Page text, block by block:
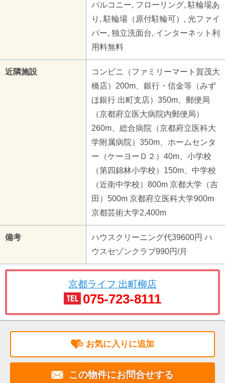
バルコニー, フローリング, 駐輪場あ
り, 駐輪場（原付駐輪可）, 光ファイ
バー, 独立洗面台, インターネット利
用料無料
近隣施設
コンビニ（ファミリーマート賀茂大
橋店）200m、銀行・信金等（みず
ほ銀行 出町支店）350m、郵便局
（京都府立医大病院内郵便局）
260m、総合病院（京都府立医科大
学附属病院）350m、ホームセンタ
ー（ケーヨーＤ２）40m、小学校
（第四錦林小学校）150m、中学校
（近衛中学校）800m 京都大学（吉
田）500m 京都府立医科大学900m
京都芸術大学2,400m
備考
ハウスクリーニング代39600円 ハ
ウスセゾンクラブ990円/月
京都ライフ 出町柳店
075-723-8111
お気に入りに追加
この物件にお問合せする